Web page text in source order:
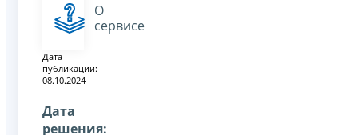
О
сервисе
Дата
публикации:
08.10.2024
Дата
решения: